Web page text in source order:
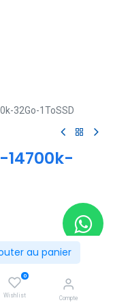
au panier
0
Wishlist Compte
32Go-1ToSSD
14700k-
UP 5.6 GHz; 20C